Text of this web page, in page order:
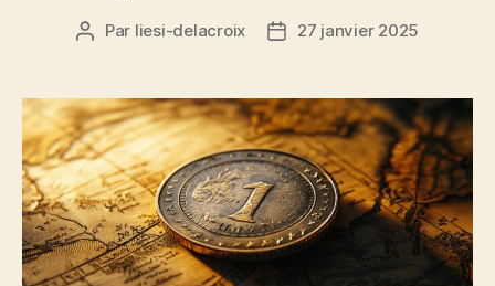
Auteur
Par liesi-delacroix
Date27 janvier 2025